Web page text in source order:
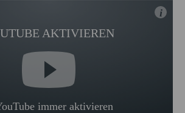
AKTIVIEREN
i
immer aktivieren